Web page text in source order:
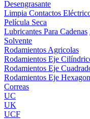
Desengrasante
Limpia Contactos
Película Seca
Lubricantes Para Cadenas
Solvente
Rodamientos Agricolas
Rodamientos Eje
Rodamientos Eje
Rodamientos Eje
Correas
UC
UK
UCF